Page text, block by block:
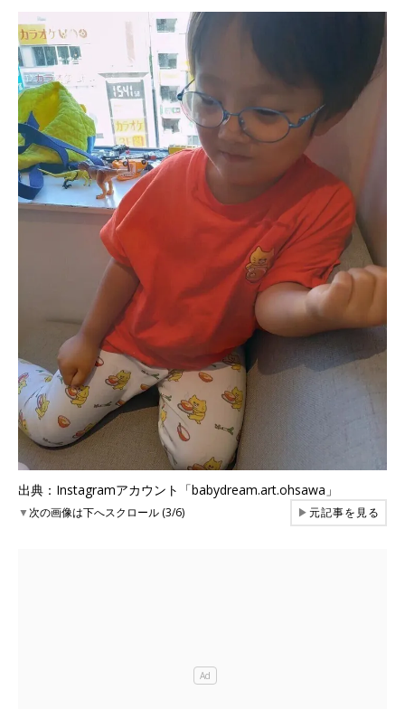
出典：Instagramアカウント「babydream.art.ohsawa」
▼次の画像は下へスクロール (3/6) ▶元記事を見る